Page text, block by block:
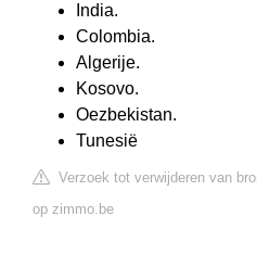
India.
Colombia.
Algerije.
Kosovo.
Oezbekistan.
Tunesië
Verzoek tot verwijderen van
op zimmo.be